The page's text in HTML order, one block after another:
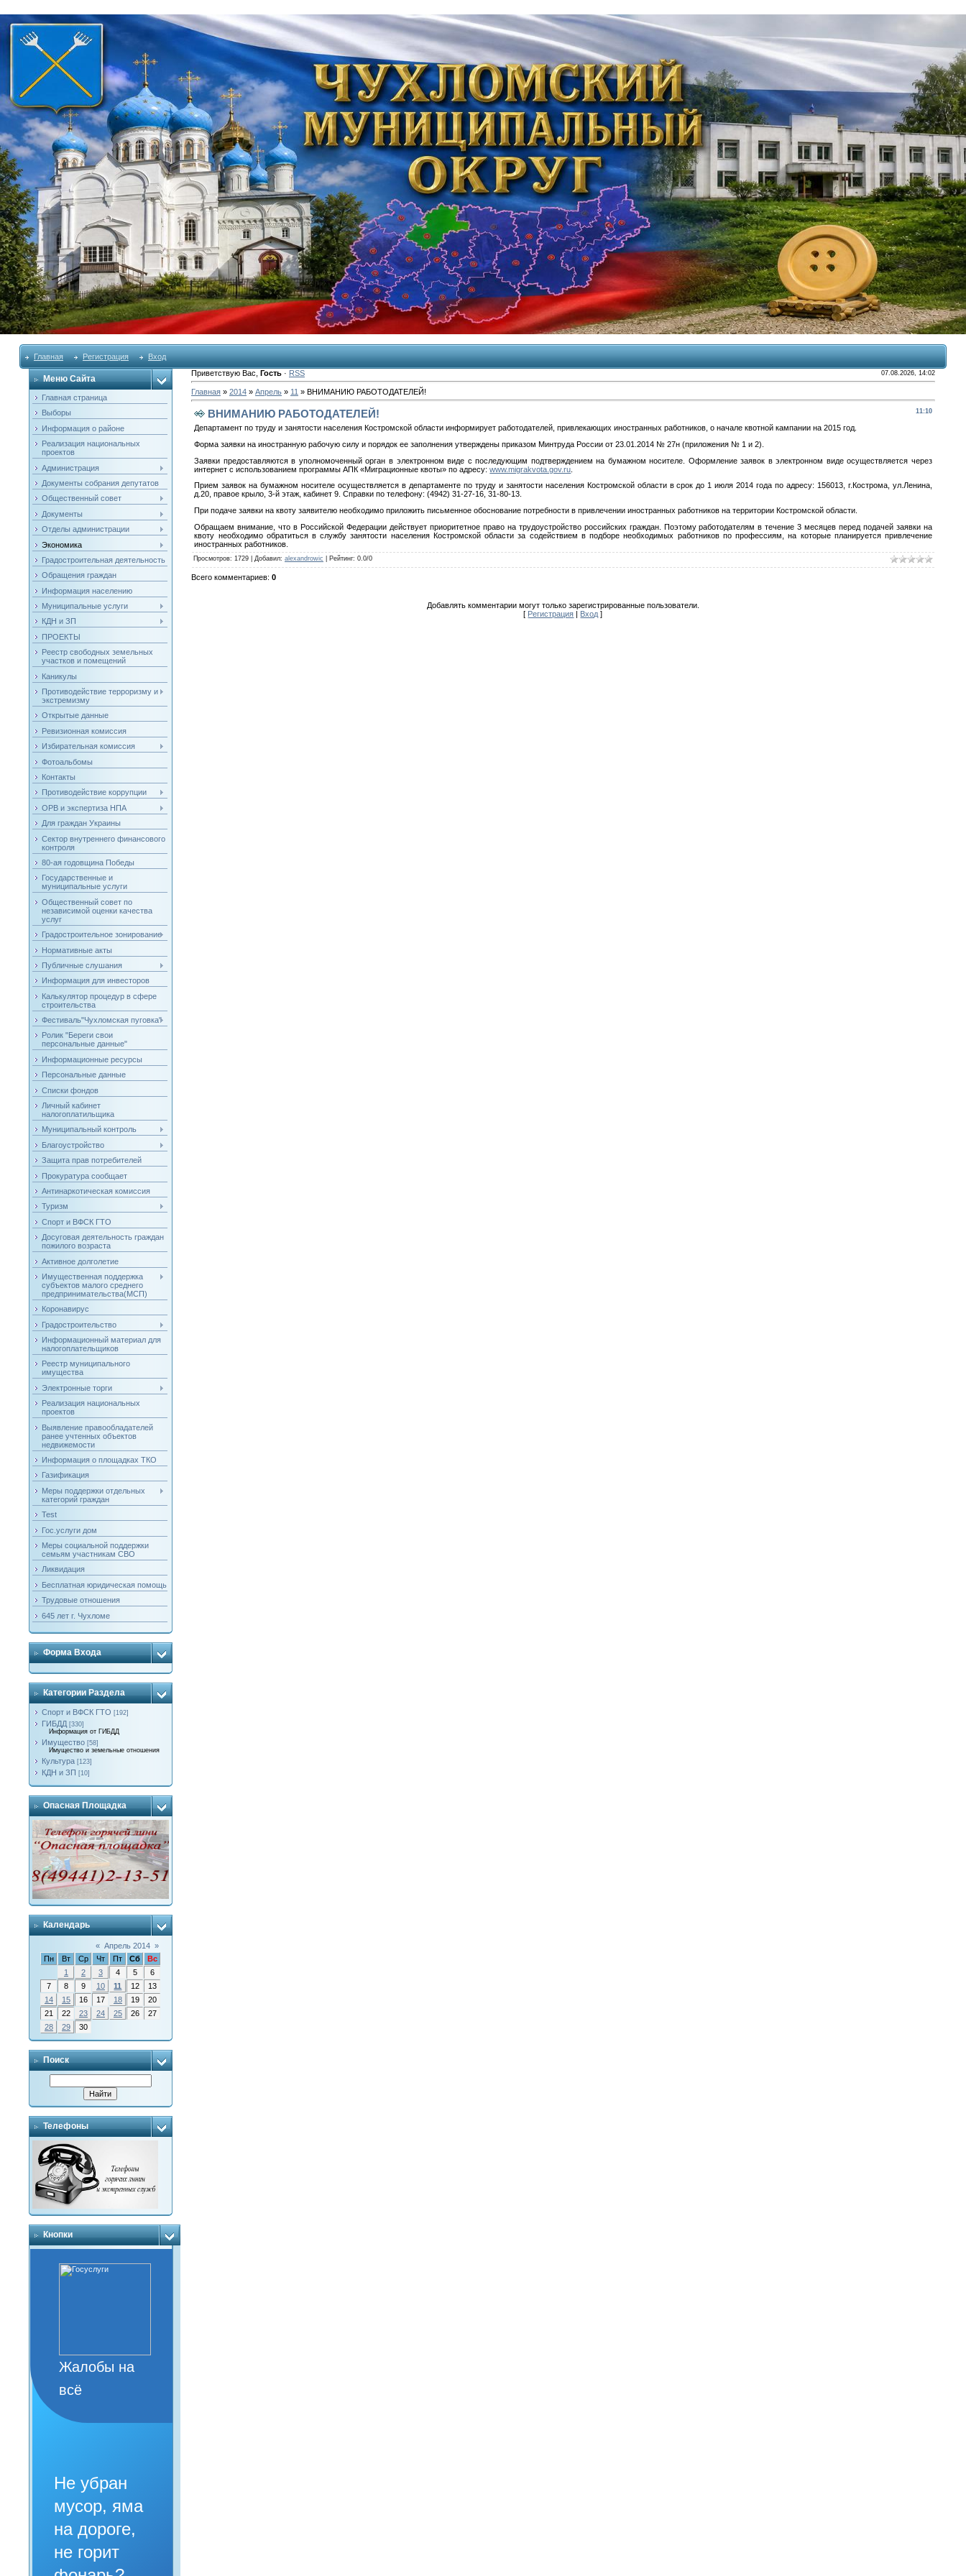
Главная Регистрация Вход
Меню Сайта
Главная страница
Выборы
Информация о районе
Реализация национальных
проектов
Администрация
Документы собрания депутатов
Общественный совет
Документы
Отделы администрации
Экономика
Градостроительная деятельность
Обращения граждан
Информация населению
Муниципальные услуги
КДН и ЗП
ПРОЕКТЫ
Реестр свободных земельных
участков и помещений
Каникулы
Противодействие терроризму и
экстремизму
Открытые данные
Ревизионная комиссия
Избирательная комиссия
Фотоальбомы
Контакты
Противодействие коррупции
ОРВ и экспертиза НПА
Для граждан Украины
Сектор внутреннего финансового
контроля
80-ая годовщина Победы
Государственные и
муниципальные услуги
Общественный совет по
независимой оценки качества
услуг
Градостроительное зонирование
Нормативные акты
Публичные слушания
Информация для инвесторов
Калькулятор процедур в сфере
строительства
Фестиваль"Чухломская пуговка"
Ролик "Береги свои
персональные данные"
Информационные ресурсы
Персональные данные
Списки фондов
Личный кабинет
налогоплатильщика
Муниципальный контроль
Благоустройство
Защита прав потребителей
Прокуратура сообщает
Антинаркотическая комиссия
Туризм
Спорт и ВФСК ГТО
Досуговая деятельность граждан
пожилого возраста
Активное долголетие
Имущественная поддержка
субъектов малого среднего
предпринимательства(МСП)
Коронавирус
Градостроительство
Информационный материал для
налогоплательщиков
Реестр муниципального
имущества
Электронные торги
Реализация национальных
проектов
Выявление правообладателей
ранее учтенных объектов
недвижемости
Информация о площадках ТКО
Газификация
Меры поддержки отдельных
категорий граждан
Test
Гос.услуги дом
Меры социальной поддержки
семьям участникам СВО
Ликвидация
Бесплатная юридическая помощь
Трудовые отношения
645 лет г. Чухломе
Форма Входа
Категории Раздела
Спорт и ВФСК ГТО [192]
ГИБДД [330]
Информация от ГИБДД
Имущество [58]
Имущество и земельные отношения
Культура [123]
КДН и ЗП [10]
Опасная Площадка
Календарь
« Апрель 2014 »
Пн
Вт Ср Чт Пт Сб
Вс
1
2 3 4 5
6
7
8 9 10 11 12
13
14
15 16 17 18 19
20
21
22 23 24 25 26
27
28
29 30
Поиск
Телефоны
Кнопки
Жалобы на
всё
Не убран
мусор, яма
на дороге,
не горит
Приветствую Вас Гость· RSS 07.08.2026, 14:02
Главная» 2014 » Апрель » 11 » ВНИМАНИЮ РАБОТОДАТЕЛЕЙ!
11:10
ВНИМАНИЮ РАБОТОДАТЕЛЕЙ!
Департамент по труду и занятости населения Костромской области информирует работодателей, привлекающих иностранных работников, о начале квотной кампании на 2015 год.
Форма заявки на иностранную рабочую силу и порядок ее заполнения утверждены приказом Минтруда России от 23.01.2014 № 27н (приложения № 1 и 2).
Заявки предоставляются в уполномоченный орган в электронном виде с последующим подтверждением на бумажном носителе. Оформление заявок в электронном виде осуществляется через
интернет с использованием программы АПК «Миграционные квоты» по адресу:www.migrakvota.gov.ru
Прием заявок на бумажном носителе осуществляется в департаменте по труду и занятости населения Костромской области в срок до 1 июля 2014 года по адресу: 156013, г.Кострома, ул.Ленина,
д.20, правое крыло, 3-й этаж, кабинет 9. Справки по телефону: (4942) 31-27-16, 31-80-13.
При подаче заявки на квоту заявителю необходимо приложить письменное обоснование потребности в привлечении иностранных работников на территории Костромской области.
Обращаем внимание, что в Российской Федерации действует приоритетное право на трудоустройство российских граждан. Поэтому работодателям в течение 3 месяцев перед подачей заявки на
квоту необходимо обратиться в службу занятости населения Костромской области за содействием в подборе необходимых работников по профессиям, на которые планируется привлечение
иностранных работников.
Просмотров: 1729 | Добавил: alexandrowic Рейтинг: 0.0/0
Всего комментариев: 0
Добавлять комментарии могут только зарегистрированные пользователи.
[ Регистрация Вход ]